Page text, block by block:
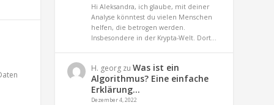
Hi Aleksandra, ich glaube, mit deiner
Analyse könntest du vielen Menschen
helfen, die betrogen werden.
Insbesondere in der Krypta-Welt. Dort…
H. georg zuWas ist ein
Algorithmus? Eine einfache
Erklärung…
Dezember 4, 2022